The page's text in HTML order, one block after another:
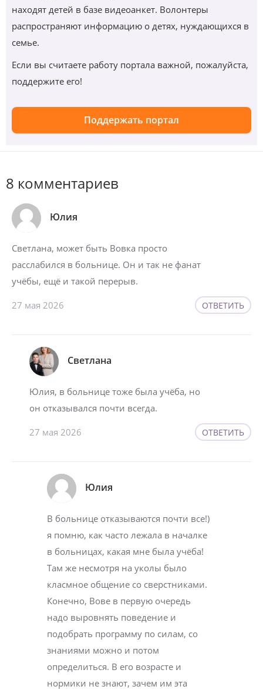
находят детей в базе видеоанкет. Волонтеры
распространяют информацию о детях, нуждающихся в
семье.
Если вы считаете работу портала важной, пожалуйста,
поддержите его!
Поддержать портал
8 комментариев
Юлия
Светлана, может быть Вовка просто
расслабился в больнице. Он и так не фанат
учёбы, ещё и такой перерыв.
27 мая 2026 ОТВЕТИТЬ
Светлана
Юлия, в больнице тоже была учёба, но
он отказывался почти всегда.
27 мая 2026 ОТВЕТИТЬ
Юлия
В больнице отказываются почти все!)
я помню, как часто лежала в началке
в больницах, какая мне была учёба!
Там же несмотря на уколы было
класмное общение со сверстниками.
Конечно, Вове в первую очередь
надо выровнять поведение и
подобрать программу по силам, со
знаниями можно и потом
определиться. В его возрасте и
нормики не знают, зачем им эта